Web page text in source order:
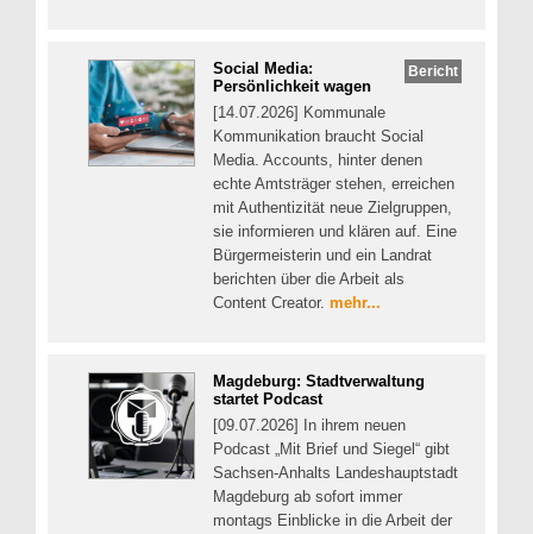
Bericht
Social Media:
Persönlichkeit wagen
[14.07.2026] Kommunale
Kommunikation braucht Social
Media. Accounts, hinter denen
echte Amtsträger stehen, erreichen
mit Authentizität neue Zielgruppen,
sie informieren und klären auf. Eine
Bürgermeisterin und ein Landrat
berichten über die Arbeit als
Content Creator. mehr...
Magdeburg: Stadtverwaltung
startet Podcast
[09.07.2026] In ihrem neuen
Podcast „Mit Brief und Siegel“ gibt
Sachsen-Anhalts Landeshauptstadt
Magdeburg ab sofort immer
montags Einblicke in die Arbeit der